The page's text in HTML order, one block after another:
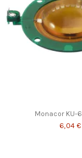
Monacor KU-
6,04 €